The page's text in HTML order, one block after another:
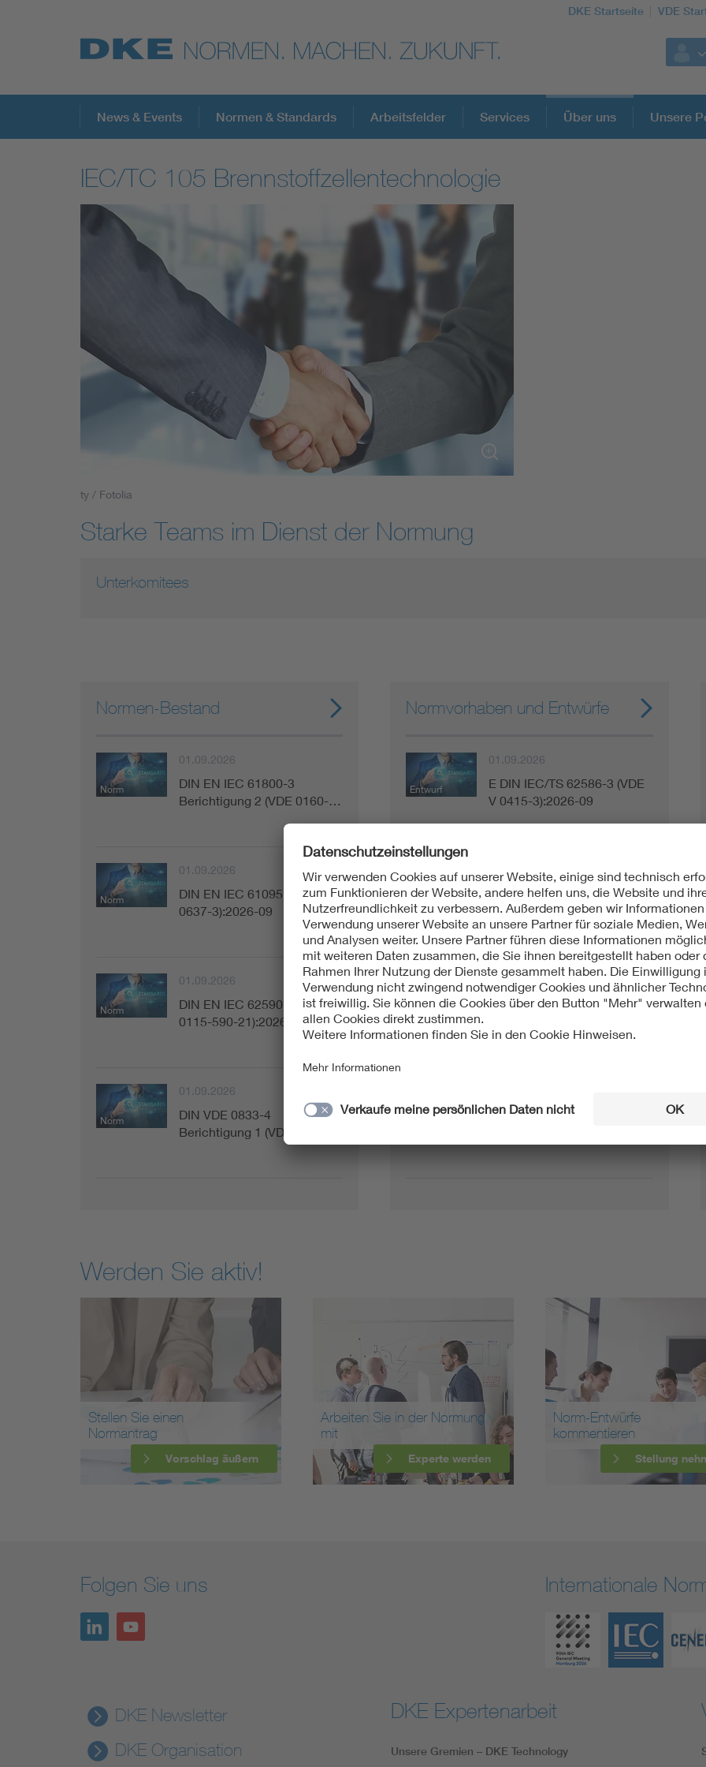
DKE Startseite VDE
Top-Themen
VDE Fokusthemen
Digital Security
Smart Cities
DKE Fachinformationen im Kontext der
Blitzschutz: DIN EN 62305 in der Übersicht
Circular Economy für mehr Ressourceneffizienz
Cybersecurity in der Industrieautomatisierung
Elektrofachkraft (EFK)
News & Events Normen & Standards Arbeitsfelder Services Über uns Unsere
IEC/TC 105 Brennstoffzellentechnologie
ty / Fotolia
Starke Teams im Dienst der Normung
Unterkomitees
Normen-Bestand
Norm
01.09.2026
DIN EN IEC 61800-3
Berichtigung 2 (VDE 0160-…
Norm
01.09.2026
DIN EN IEC 61095 (VDE
0637-3):2026-09
Norm
01.09.2026
DIN EN IEC 62590-2-1 (VDE
0115-590-21):2026-09
Norm
01.09.2026
DIN VDE 0833-4
Berichtigung 1 (VDE 0833-…
Normvorhaben und Entwürfe
Entwurf
01.09.2026
E DIN IEC/TS 62586-3 (VDE
V 0415-3):2026-09
Entwurf
01.06.2026
E DIN EN IEC 80601-2-30
(VDE 0750-2-30):2026-06
Entwurf
01.06.2026
E DIN EN IEC 62541-
E DIN EN IEC 62541-
Werden Sie aktiv!
Stellen Sie einen
Normantrag
Vorschlag äußern
Arbeiten Sie in der Normung
mit
Experte werden
Norm-Entwürfe
kommentieren
Stellung
Folgen Sie uns Internationale
DKE Newsletter
DKE Organisation
DKE Expertenarbeit
Unsere Gremien – DKE Technology